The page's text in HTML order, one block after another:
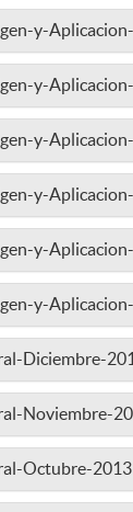
y-
y-
y-
y-
y-
y-
Diciembre-
Noviembre-
Octubre-2013